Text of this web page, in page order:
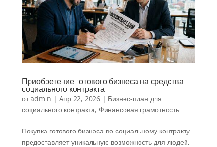
Приобретение готового бизнеса на средства
социального контракта
отadmin | Апр 22, 2026| Бизнес-план для
социального контракта, Финансовая грамотность
Покупка готового бизнеса по социальному контракту
предоставляет уникальную возможность для людей,